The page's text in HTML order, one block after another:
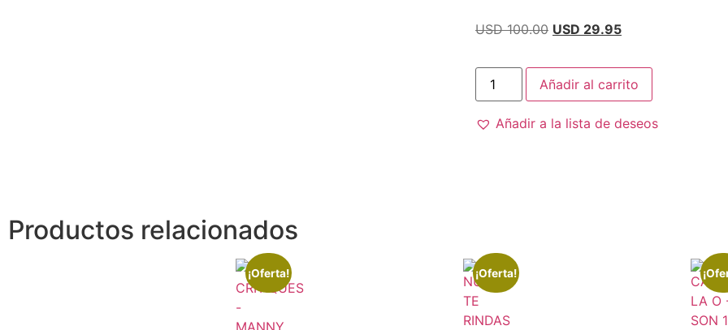
USD 100.00 USD 29.95
Añadir al carrito
Añadir a la lista de deseos
Productos relacionados
¡Oferta! ¡Oferta!